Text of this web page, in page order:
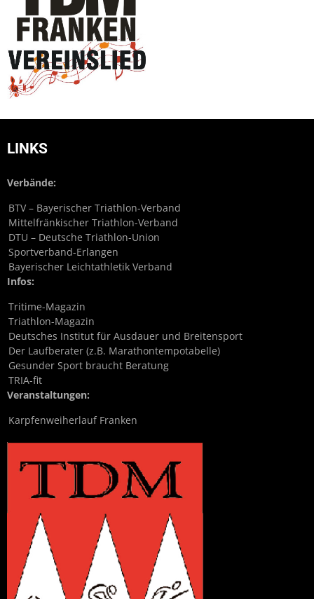
LINKS
Verbände:
BTV – Bayerischer Triathlon-Verband
Mittelfränkischer Triathlon-Verband
DTU – Deutsche Triathlon-Union
Sportverband-Erlangen
Bayerischer Leichtathletik Verband
Infos:
Tritime-Magazin
Triathlon-Magazin
Deutsches Institut für Ausdauer und Breitensport
Der Laufberater (z.B. Marathontempotabelle)
Gesunder Sport braucht Beratung
TRIA-fit
Veranstaltungen:
Karpfenweiherlauf Franken